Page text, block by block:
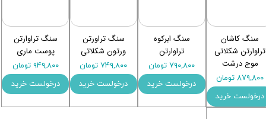
سنگ کاشان
تراوارتن شکلاتی
موج درشت
۸۷۹,۸۰۰ تومان
درخولست خرید
سنگ ابرکوه
تراوارتن
۷۹۰,۸۰۰ تومان
درخولست خرید
سنگ تراورتن
ورتون شکلاتی
۷۴۹,۸۰۰ تومان
درخولست خرید
سنگ تراوارتن
پوست ماری
۹۴۹,۸۰۰ تومان
درخولست خرید